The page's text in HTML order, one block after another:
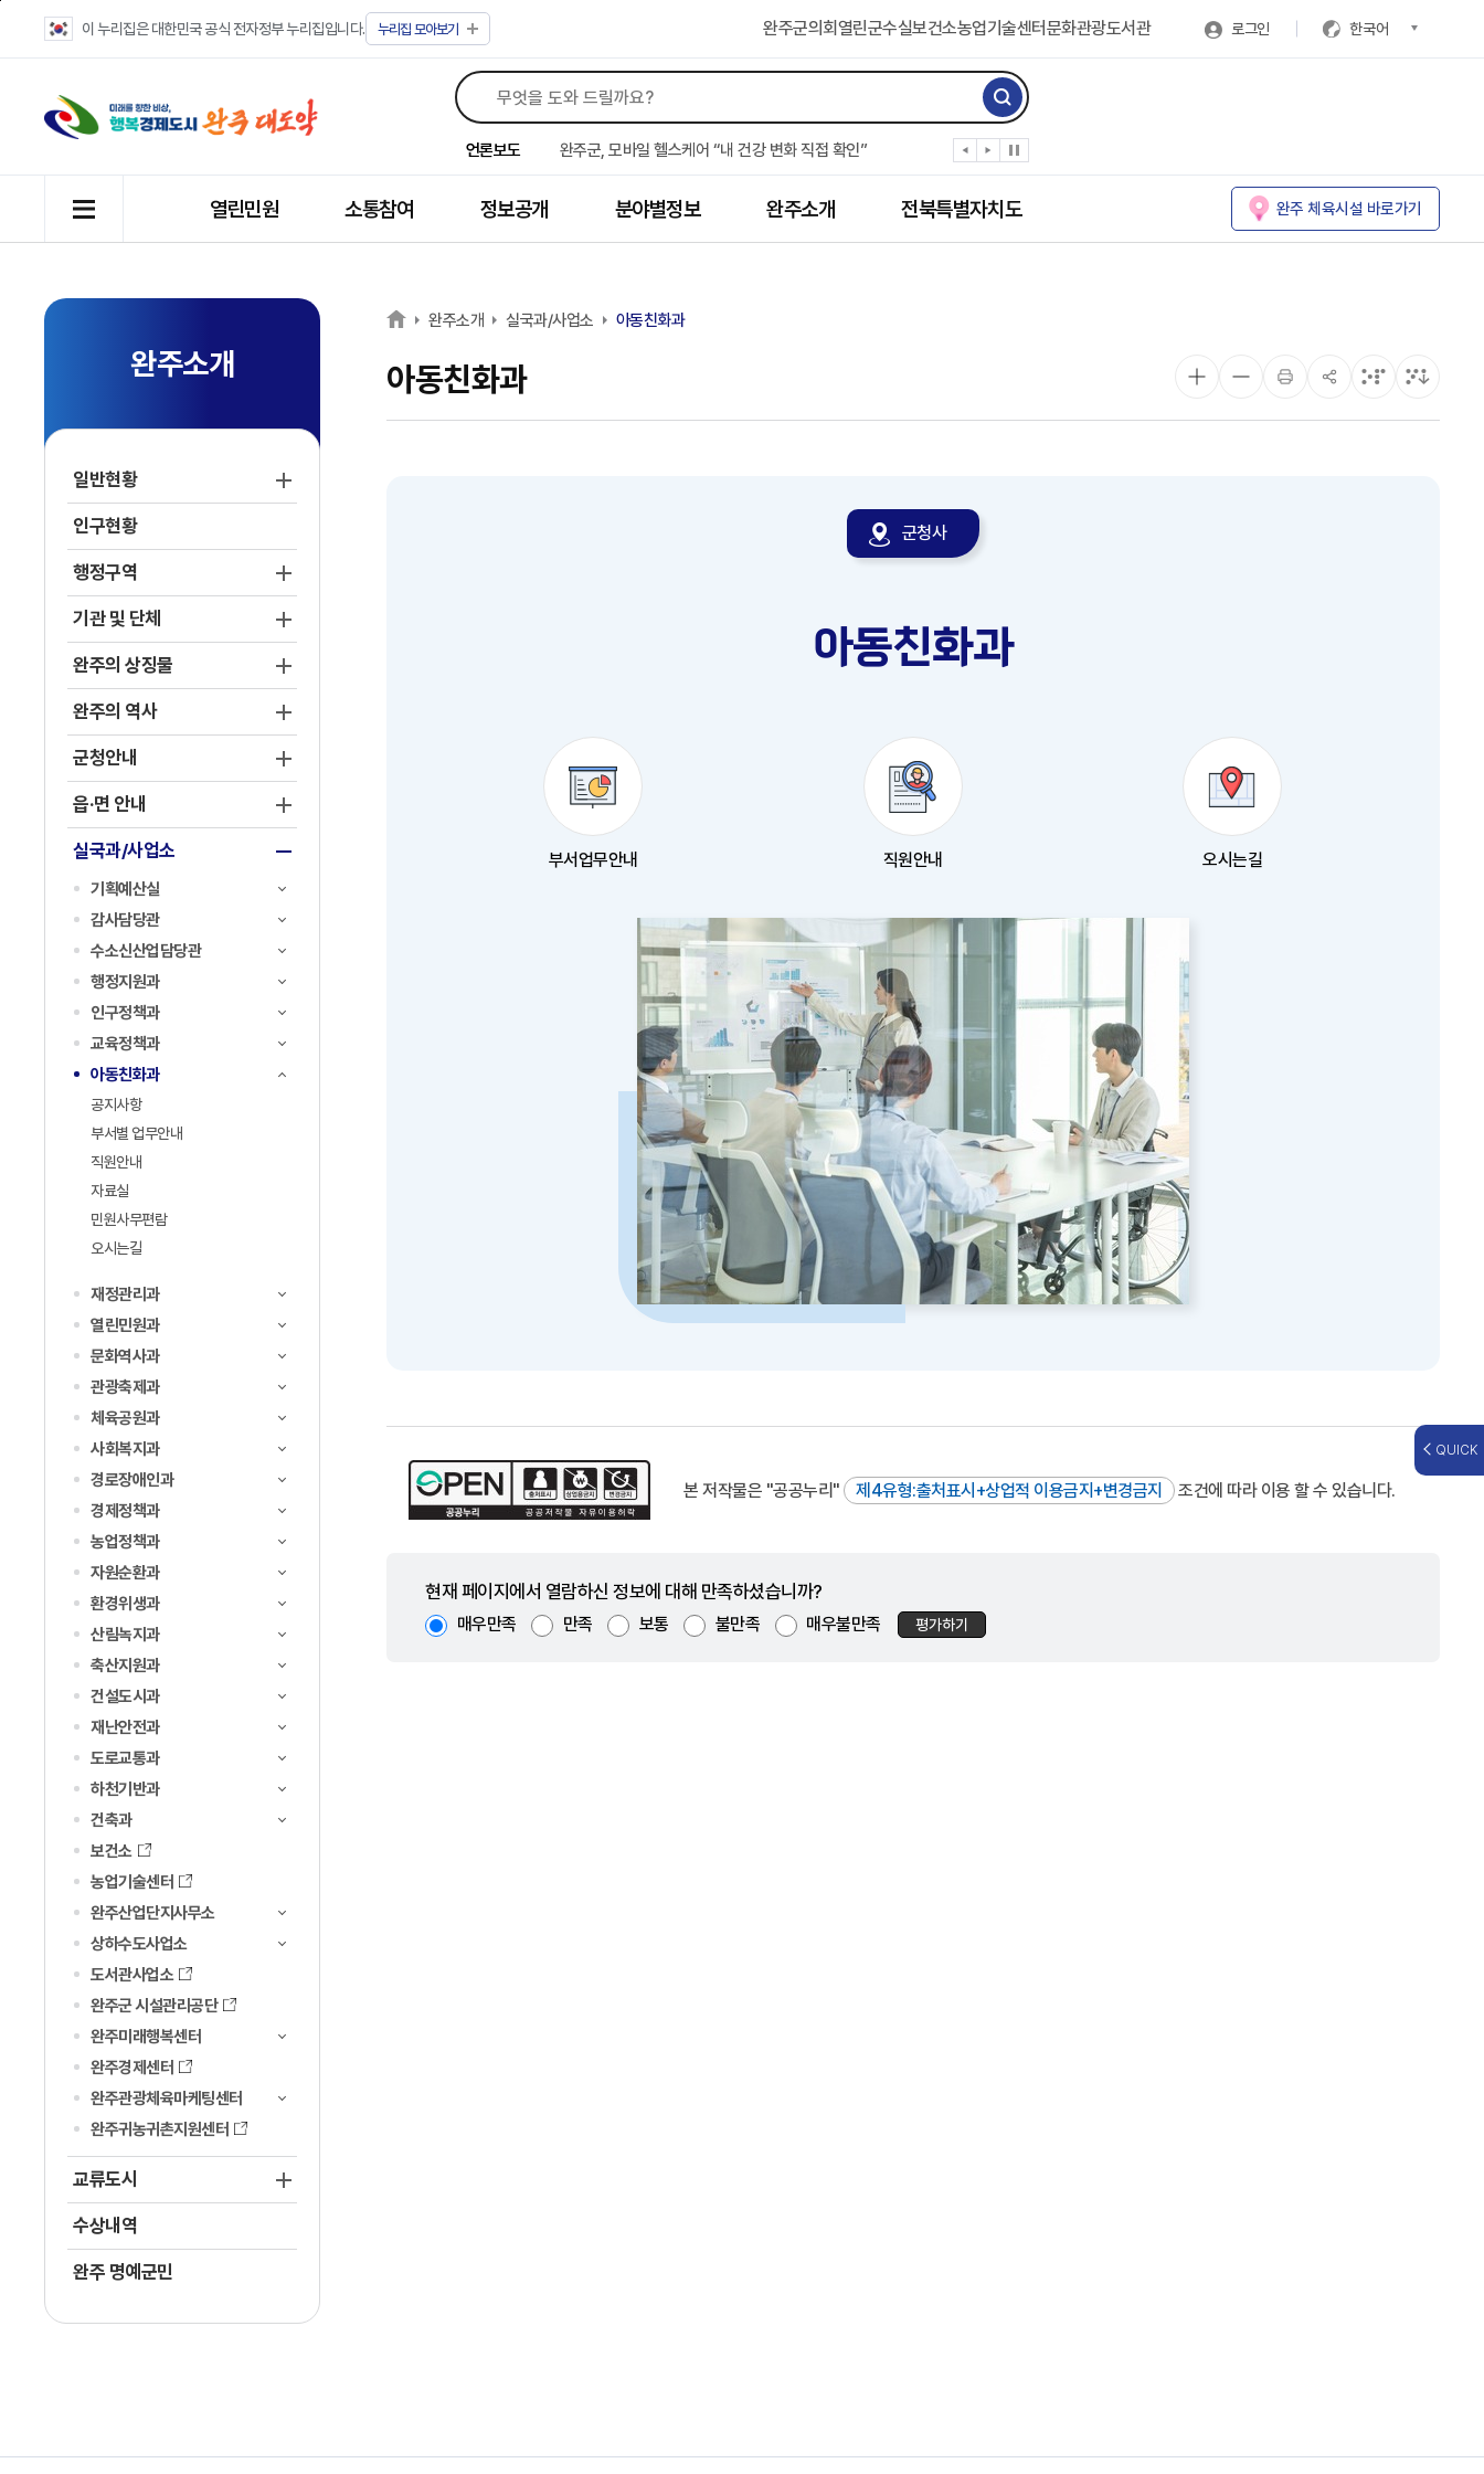
이 누리집은 대한민국 공식 전자정부 누리집입니다. 누리집 모아보기 완주군의회 열린군수실보건소농업기술센터문화관광도서관 로그인 한국어
언론보도
완주군 청소년, 초록우산 지원으로 치과 치료
완주군, 읍·면별 의료 환경 다각도 진단한다
완주군, 모바일 헬스케어 “내 건강 변화 직접 확인”
완주군 “여름휴가철 청소년 안전 지킨다”
완주 청소년, 삼성 임직원 만나 미래 진로 그린다
전북은행, 완주군에 ‘시원키트’ 60세트 기탁
㈜새눈, 완주군에 성금 1,000만 원 기탁
완주 미래라이온스, 경로당 냉장고 후원
열린민원 소통참여 정보공개 분야별정보 완주소개 전북특별자치도 완주 체육시설 바로가기
완주소개
일반현황
인구현황
행정구역
기관 및 단체
완주의 상징물
완주의 역사
군청안내
읍·면 안내
실국과/사업소
기획예산실
감사담당관
수소신산업담당관
행정지원과
인구정책과
교육정책과
아동친화과
공지사항
부서별 업무안내
직원안내
자료실
민원사무편람
오시는길
재정관리과
열린민원과
문화역사과
관광축제과
체육공원과
사회복지과
경로장애인과
경제정책과
농업정책과
자원순환과
환경위생과
산림녹지과
축산지원과
건설도시과
재난안전과
도로교통과
하천기반과
건축과
보건소
농업기술센터
완주산업단지사무소
상하수도사업소
도서관사업소
완주군 시설관리공단
완주미래행복센터
완주경제센터
완주관광체육마케팅센터
완주귀농귀촌지원센터
교류도시
수상내역
완주 명예군민
완주소개 실국과/사업소 아동친화과
아동친화과
군청사
아동친화과
부서업무안내 직원안내 오시는길
본 저작물은 "공공누리" 제4유형:출처표시+상업적 이용금지+변경금지 조건에 따라 이용 할 수 있습니다.
현재 페이지에서 열람하신 정보에 대해 만족하셨습니까?
매우만족 만족 보통 불만족 매우불만족 평가하기
QUICK